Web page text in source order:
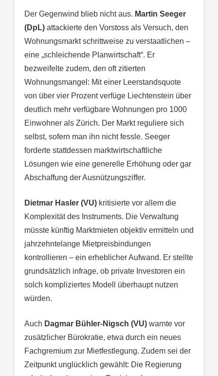
Der Gegenwind blieb nicht aus. Martin Seeger
(DpL) attackierte den Vorstoss als Versuch, den
Wohnungsmarkt schrittweise zu verstaatlichen –
eine „schleichende Planwirtschaft“. Er
bezweifelte zudem, den oft zitierten
Wohnungsmangel: Mit einer Leerstandsquote
von über vier Prozent verfüge Liechtenstein über
deutlich mehr verfügbare Wohnungen pro 1000
Einwohner als Zürich. Der Markt reguliere sich
selbst, sofern man ihn nicht fessle. Seeger
forderte stattdessen marktwirtschaftliche
Lösungen wie eine generelle Erhöhung oder gar
Abschaffung der Ausnützungsziffer.
Dietmar Hasler (VU) kritisierte vor allem die
Komplexität des Instruments. Die Verwaltung
müsste künftig Marktmieten objektiv ermitteln und
jahrzehntelange Mietpreisbindungen
kontrollieren – ein erheblicher Aufwand. Er stellte
grundsätzlich infrage, ob private Investoren ein
solch kompliziertes Modell überhaupt nutzen
würden.
Auch Dagmar Bühler-Nigsch (VU) warnte vor
zusätzlicher Bürokratie, etwa durch ein neues
Fachgremium zur Mietfestlegung. Zudem sei der
Zeitpunkt unglücklich gewählt: Die Regierung